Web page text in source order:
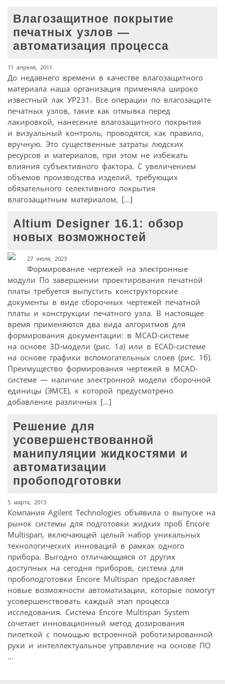
Влагозащитное покрытие
печатных узлов —
автоматизация процесса
11 апреля, 2011
До недавнего времени в качестве влагозащитного
материала наша организация применяла широко
известный лак УР231. Все операции по влагозащите
печатных узлов, такие как отмывка перед
лакировкой, нанесение влагозащитного покрытия
и визуальный контроль, проводятся, как правило,
вручную. Это существенные затраты людских
ресурсов и материалов, при этом не избежать
влияния субъективного фактора. С увеличением
объемов производства изделий, требующих
обязательного селективного покрытия
влагозащитным материалом, […]
Altium Designer 16.1: обзор
новых возможностей
27 июля, 2023
Формирование чертежей на электронные
модули По завершении проектирования печатной
платы требуется выпустить конструкторские
документы в виде сборочных чертежей печатной
платы и конструкции печатного узла. В настоящее
время применяются два вида алгоритмов для
формирования документации: в MCAD-системе
на основе 3D-модели (рис. 1а) или в ECAD-системе
на основе графики вспомогательных слоев (рис. 1б).
Преимущество формирования чертежей в MCAD-
системе — наличие электронной модели сборочной
единицы (ЭМСЕ), к которой предусмотрено
добавление различных […]
Решение для
усовершенствованной
манипуляции жидкостями и
автоматизации
пробоподготовки
5 марта, 2013
Компания Agilent Technologies объявила о выпуске на
рынок системы для подготовки жидких проб Encore
Multispan, включающей целый набор уникальных
технологических инноваций в рамках одного
прибора. Выгодно отличающаяся от других
доступных на сегодня приборов, система для
пробоподготовки Encore Multispan предоставляет
новые возможности автоматизации, которые помогут
усовершенствовать каждый этап процесса
исследования. Система Encore Multispan System
сочетает инновационный метод дозирования
пипеткой с помощью встроенной роботизированной
руки и интеллектуальное управление на основе ПО
...